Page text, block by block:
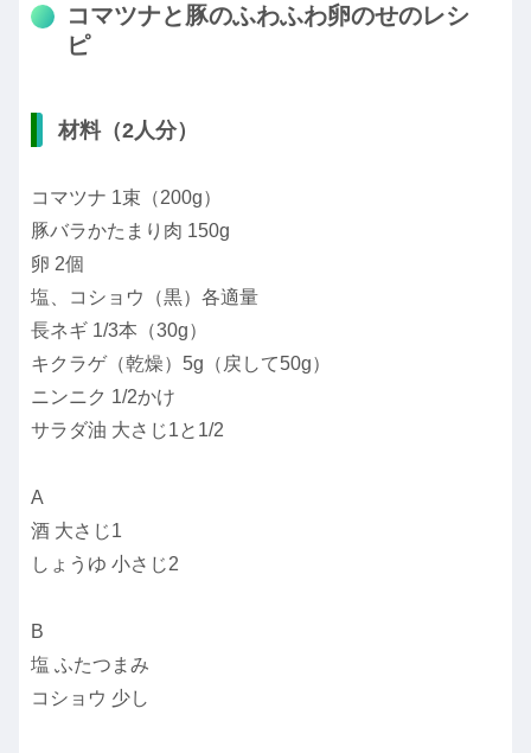
コマツナと豚のふわふわ卵のせのレシ
ピ
材料（2人分）
コマツナ 1束（200g）
豚バラかたまり肉 150g
卵 2個
塩、コショウ（黒）各適量
長ネギ 1/3本（30g）
キクラゲ（乾燥）5g（戻して50g）
ニンニク 1/2かけ
サラダ油 大さじ1と1/2
A
酒 大さじ1
しょうゆ 小さじ2
B
塩 ふたつまみ
コショウ 少し